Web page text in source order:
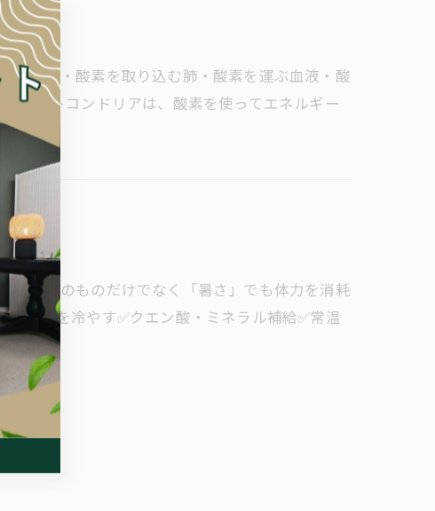
ん。
には、・酸素を取り込む肺・酸素を運ぶ血液・酸
るミトコンドリアは、酸素を使ってエネルギー
練習そのものだけでなく「暑さ」でも体力を消耗
血管を冷やす✅クエン酸・ミネラル補給✅常温